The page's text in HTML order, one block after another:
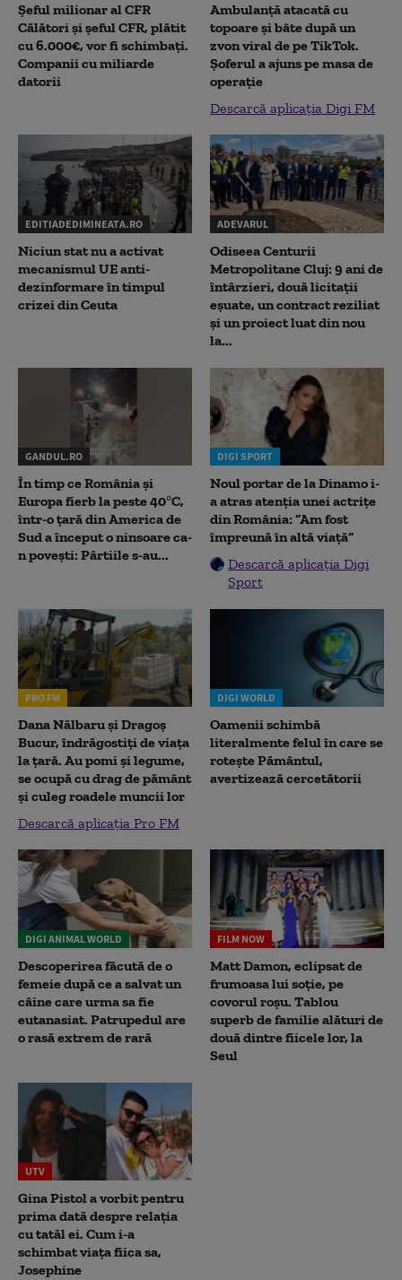
Șeful milionar al CFR
Călători și șeful CFR, plătit
cu 6.000€, vor fi schimbați.
Companii cu miliarde
datorii
Ambulanță atacată cu
topoare și bâte după un
zvon viral de pe TikTok.
Șoferul a ajuns pe masa de
operație
Descarcă aplicația Digi FM
EDITIADEDIMINEATA.RO
Niciun stat nu a activat
mecanismul UE anti-
dezinformare în timpul
crizei din Ceuta
ADEVARUL
Odiseea Centurii
Metropolitane Cluj: 9 ani de
întârzieri, două licitații
eșuate, un contract reziliat
și un proiect luat din nou
la...
GANDUL.RO
În timp ce România și
Europa fierb la peste 40°C,
într-o țară din America de
Sud a început o ninsoare ca-
n povești: Pârtiile s-au...
DIGI SPORT
Noul portar de la Dinamo i-
a atras atenția unei actrițe
din România: ”Am fost
împreună în altă viață”
Descarcă aplicația Digi
Sport
PRO FM
Dana Nălbaru și Dragoș
Bucur, îndrăgostiți de viața
la țară. Au pomi și legume,
se ocupă cu drag de pământ
și culeg roadele muncii lor
Descarcă aplicația Pro FM
DIGI WORLD
Oamenii schimbă
literalmente felul în care se
rotește Pământul,
avertizează cercetătorii
DIGI ANIMAL WORLD
Descoperirea făcută de o
femeie după ce a salvat un
câine care urma sa fie
eutanasiat. Patrupedul are
o rasă extrem de rară
FILM NOW
Matt Damon, eclipsat de
frumoasa lui soție, pe
covorul roșu. Tablou
superb de familie alături de
două dintre fiicele lor, la
Seul
UTV
Gina Pistol a vorbit pentru
prima dată despre relația
cu tatăl ei. Cum i-a
schimbat viața fiica sa,
Josephine